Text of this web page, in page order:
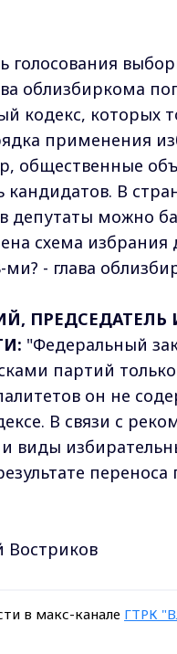
голосования
облизбиркома
кодекс, которых
применения
общественные
кандидатов. В
депутаты можно
схема
- глава
"Федеральный
партий
он не
В связи с
виды
в макс-канале ГТРК